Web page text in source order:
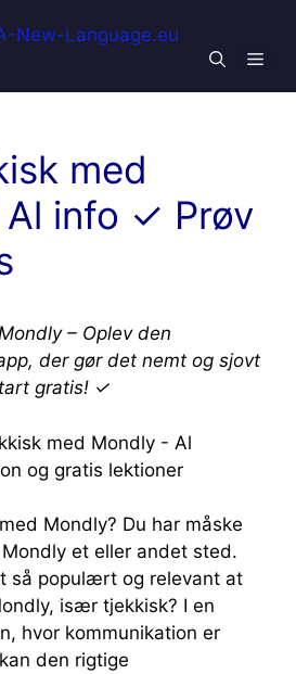
med
info ✓ Prøv
– Oplev den
der gør det nemt og sjovt
gratis! ✓
Mondly? Du har måske
et eller andet sted.
så populært og relevant at
især tjekkisk? I en
hvor kommunikation er
den rigtige